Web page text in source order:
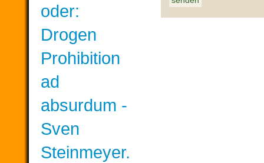
oder:
Drogen
Prohibition
ad
absurdum -
Sven
Steinmeyer.